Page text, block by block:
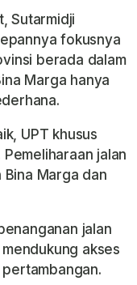
Sutarmidji
fokusnya
berada dalam
Marga hanya
UPT khusus
jalan
Marga dan
jalan
akses